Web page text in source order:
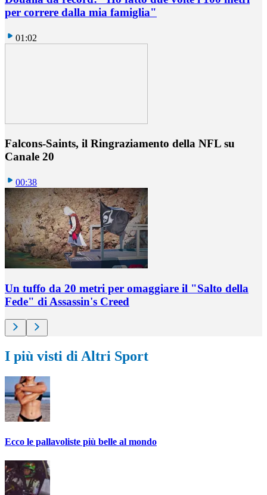
per correre dalla mia famiglia"
01:02
Falcons-Saints, il Ringraziamento della NFL su
Canale 20
00:38
Un tuffo da 20 metri per omaggiare il "Salto della
Fede" di Assassin's Creed
I più visti di Altri Sport
Ecco le pallavoliste più belle al mondo